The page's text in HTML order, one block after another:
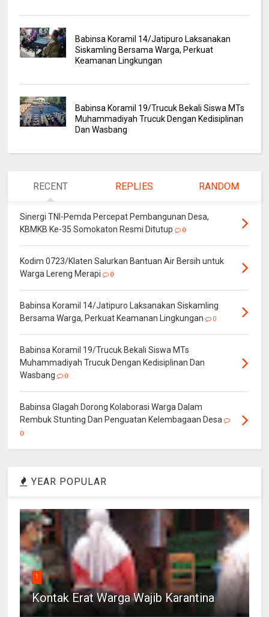
Babinsa Koramil 14/Jatipuro Laksanakan
Siskamling Bersama Warga, Perkuat
Keamanan Lingkungan
Babinsa Koramil 19/Trucuk Bekali Siswa MTs
Muhammadiyah Trucuk Dengan Kedisiplinan
Dan Wasbang
RECENT REPLIES RANDOM
Sinergi TNI-Pemda Percepat Pembangunan Desa,
KBMKB Ke-35 Somokaton Resmi Ditutup
0
Kodim 0723/Klaten Salurkan Bantuan Air Bersih untuk
Warga Lereng Merapi
0
Babinsa Koramil 14/Jatipuro Laksanakan Siskamling
Bersama Warga, Perkuat Keamanan Lingkungan
0
Babinsa Koramil 19/Trucuk Bekali Siswa MTs
Muhammadiyah Trucuk Dengan Kedisiplinan Dan
Wasbang
0
Babinsa Glagah Dorong Kolaborasi Warga Dalam
Rembuk Stunting Dan Penguatan Kelembagaan Desa
0
YEAR POPULAR
1
Kontak Erat Warga Wajib Karantina